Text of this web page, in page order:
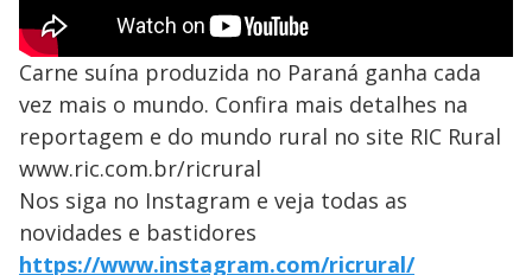
Carne suína produzida no Paraná ganha cada
vez mais o mundo. Confira mais detalhes na
reportagem e do mundo rural no site RIC Rural
www.ric.com.br/ricrural
Nos siga no Instagram e veja todas as
novidades e bastidores
https://www.instagram.com/ricrural/